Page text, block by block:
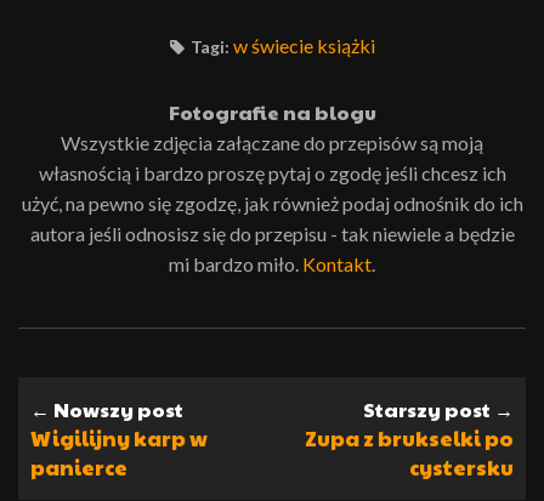
Tagi: w świecie książki
Fotografie na blogu
Wszystkie zdjęcia załączane do przepisów są moją
własnością i bardzo proszę pytaj o zgodę jeśli chcesz ich
użyć, na pewno się zgodzę, jak również podaj odnośnik do ich
autora jeśli odnosisz się do przepisu - tak niewiele a będzie
mi bardzo miło. Kontakt
← Nowszy post
Wigilijny karp w
panierce
Starszy post →
Zupa z brukselki po
cystersku